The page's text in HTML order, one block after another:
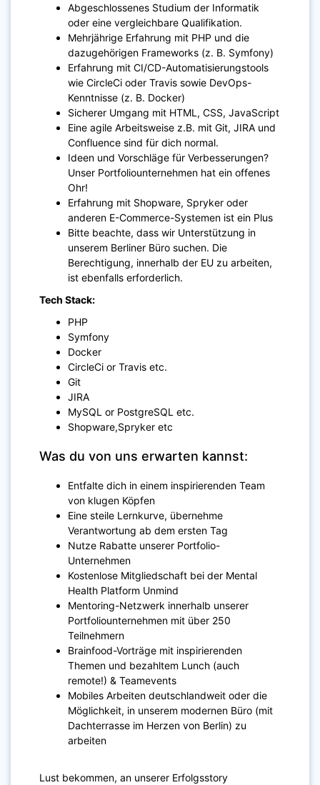
Abgeschlossenes Studium der Informatik
oder eine vergleichbare Qualifikation.
Mehrjährige Erfahrung mit PHP und die
dazugehörigen Frameworks (z. B. Symfony)
Erfahrung mit CI/CD-Automatisierungstools
wie CircleCi oder Travis sowie DevOps-
Kenntnisse (z. B. Docker)
Sicherer Umgang mit HTML, CSS, JavaScript
Eine agile Arbeitsweise z.B. mit Git, JIRA und
Confluence sind für dich normal.
Ideen und Vorschläge für Verbesserungen?
Unser Portfoliounternehmen hat ein offenes
Ohr!
Erfahrung mit Shopware, Spryker oder
anderen E-Commerce-Systemen ist ein Plus
Bitte beachte, dass wir Unterstützung in
unserem Berliner Büro suchen. Die
Berechtigung, innerhalb der EU zu arbeiten,
ist ebenfalls erforderlich.
Tech Stack:
PHP
Symfony
Docker
CircleCi or Travis etc.
Git
JIRA
MySQL or PostgreSQL etc.
Shopware,Spryker etc
Was du von uns erwarten kannst:
Entfalte dich in einem inspirierenden Team
von klugen Köpfen
Eine steile Lernkurve, übernehme
Verantwortung ab dem ersten Tag
Nutze Rabatte unserer Portfolio-
Unternehmen
Kostenlose Mitgliedschaft bei der Mental
Health Platform Unmind
Mentoring-Netzwerk innerhalb unserer
Portfoliounternehmen mit über 250
Teilnehmern
Brainfood-Vorträge mit inspirierenden
Themen und bezahltem Lunch (auch
remote!) & Teamevents
Mobiles Arbeiten deutschlandweit oder die
Möglichkeit, in unserem modernen Büro (mit
Dachterrasse im Herzen von Berlin) zu
arbeiten
Lust bekommen, an unserer Erfolgsstory